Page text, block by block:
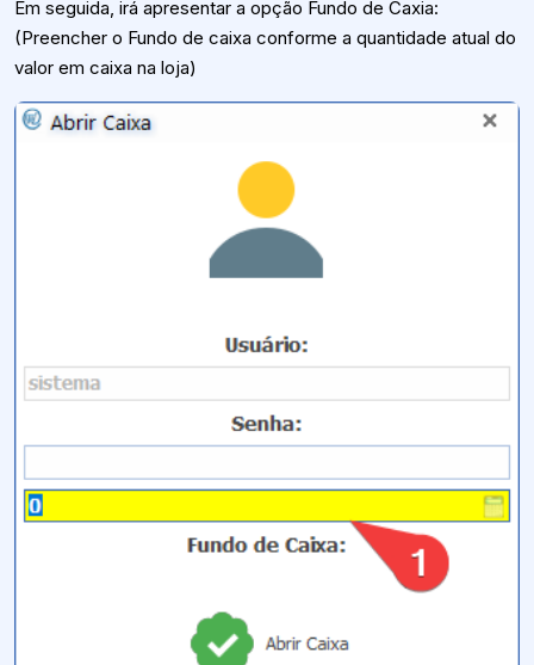
Em seguida, irá apresentar a opção Fundo de Caxia:
(Preencher o Fundo de caixa conforme a quantidade atual do
valor em caixa na loja)